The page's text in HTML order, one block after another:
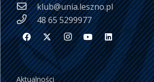
klub@unia.leszno.pl
48 65 5299977
Aktualności